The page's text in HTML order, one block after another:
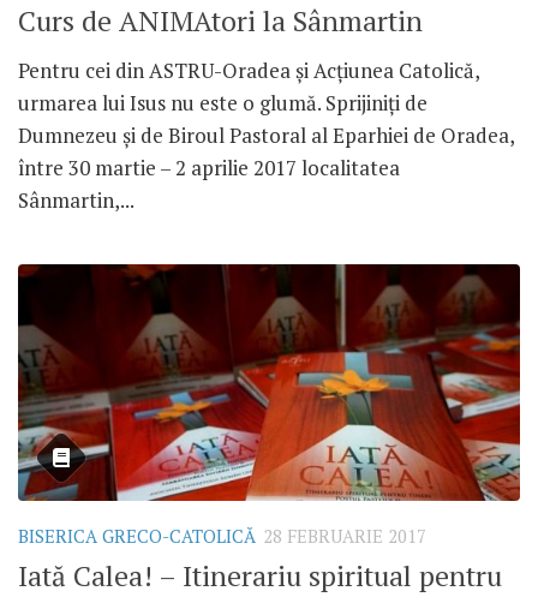
Curs de ANIMAtori la Sânmartin
Pentru cei din ASTRU-Oradea și Acțiunea Catolică,
urmarea lui Isus nu este o glumă. Sprijiniți de
Dumnezeu și de Biroul Pastoral al Eparhiei de Oradea,
între 30 martie – 2 aprilie 2017 localitatea
Sânmartin,...
BISERICA GRECO-CATOLICĂ 28 FEBRUARIE 2017
Iată Calea! – Itinerariu spiritual pentru